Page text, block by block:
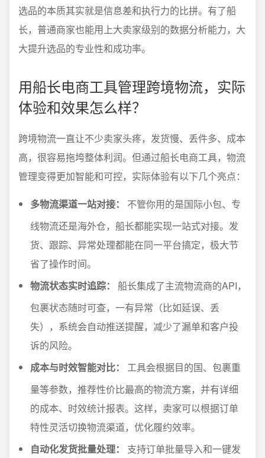
选品的本质其实就是信息差和执行力的比拼。有了船
长，普通商家也能用上大卖家级别的数据分析能力，大
大提升选品的专业性和成功率。
用船长电商工具管理跨境物流，实际
体验和效果怎么样？
跨境物流一直让不少卖家头疼，发货慢、丢件多、成本
高，很容易拖垮整体利润。但通过船长电商工具，物流
管理变得更加智能和可控，实际体验有以下几个亮点：
多物流渠道一站对接：
不管你用的是国际小包、专
线物流还是海外仓，船长都能实现一站式对接。发
货、跟踪、异常处理都能在同一平台搞定，极大节
省了操作时间。
物流状态实时追踪：
船长集成了主流物流商的API，
包裹状态随时可查，一有异常（比如延误、丢
失），系统会自动推送提醒，减少了漏单和客户投
诉的风险。
成本与时效智能对比：
工具会根据目的国、包裹重
量等参数，推荐性价比最高的物流方案，并有详细
的成本、时效统计报表。这样，卖家可以根据订单
特性灵活切换物流渠道，优化履约效率。
自动化发货批量处理：
支持订单批量导入和一键发